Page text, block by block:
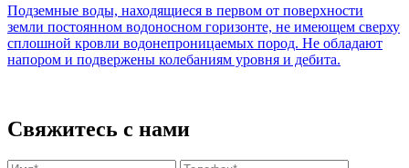
Подземные воды, находящиеся в первом от поверхности
земли постоянном водоносном горизонте, не имеющем сверху
сплошной кровли водонепроницаемых пород. Не обладают
напором и подвержены колебаниям уровня и дебита.
Свяжитесь с нами